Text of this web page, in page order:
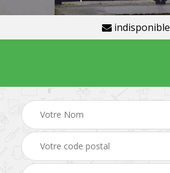
indisponible